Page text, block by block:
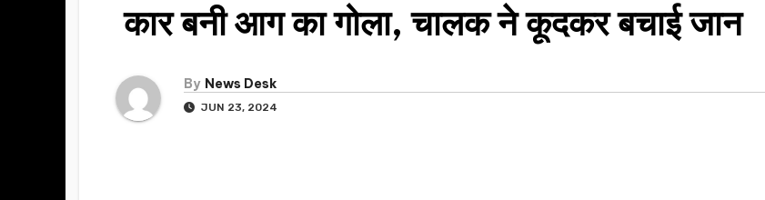
कार बनी आग का गोला, चालक ने कूदकर बचाई जान
By News Desk
JUN 23, 2024